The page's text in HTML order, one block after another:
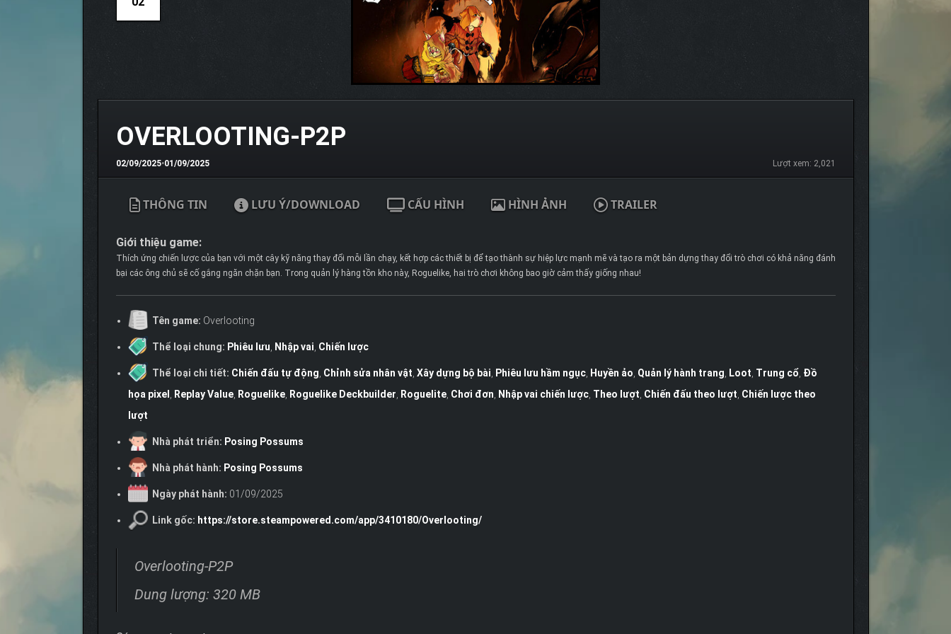
OVERLOOTING-P2P
02/09/2025•01/09/2025 Lượt xem: 2,021
THÔNG TIN LƯU Ý/DOWNLOAD CẤU HÌNH HÌNH ẢNH TRAILER
Giới thiệu game:
Thích ứng chiến lược của bạn với một cây kỹ năng thay đổi mỗi lần chạy, kết hợp các thiết bị để tạo thành sự hiệp lực mạnh mẽ và tạo ra một bản dựng thay đổi trò chơi có khả năng đánh
bại các ông chủ sẽ cố gắng ngăn chặn bạn. Trong quản lý hàng tồn kho này, Roguelike, hai trò chơi không bao giờ cảm thấy giống nhau!
Tên game: Overlooting
Thể loại chung: Phiêu lưu Nhập vai Chiến lược
Thể loại chi tiết: Chiến đấu tự động Chỉnh sửa nhân vật Xây dựng bộ bài Phiêu lưu hầm ngục, Huyền ảo Quản lý hành trang Loot Trung cổ Đồ
họa pixel
Replay Value, Roguelike, Roguelike Deckbuilder Roguelite, Chơi đơn Nhập vai chiến lược, Theo lượt Chiến đấu theo lượt Chiến lược theo
lượt
Nhà phát triển: Posing Possums
Nhà phát hành: Posing Possums
Ngày phát hành: 01/09/2025
Link gốc: https://store.steampowered.com/app/3410180/Overlooting/
Overlooting-P2P
Dung lượng: 320 MB